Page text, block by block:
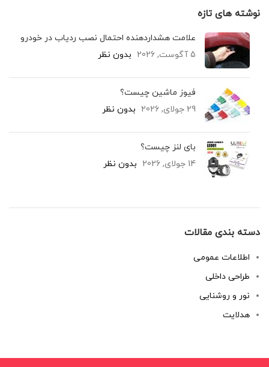
نوشته های تازه
علامت هشداردهنده احتمال نصب ردیاب در خودرو
5 آگوست, 2026
بدون نظر
فیوز ماشین چیست؟
29 جولای, 2026
بدون نظر
بای لنز چیست؟
14 جولای, 2026
بدون نظر
دسته بندی مقالات
اطلاعات عمومی
طراحی داخلی
نور و روشنایی
هدلایت